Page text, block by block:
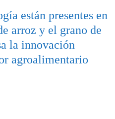
están presentes en
arroz y el grano de
la innovación
agroalimentario